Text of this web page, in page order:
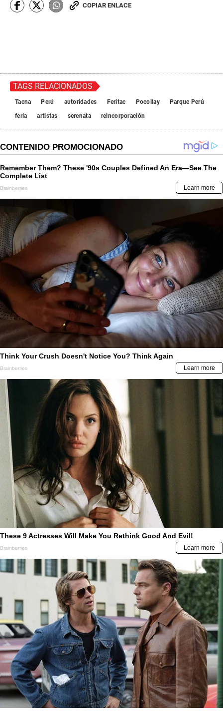
COPIAR ENLACE
TAGS RELACIONADOS
Tacna Perú autoridades Feritac Pocollay
Parque Perú
feria
artistas serenata reincorporación